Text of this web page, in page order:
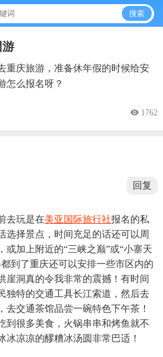
搜索
游
重庆旅游，准备休年假的时候给安
怎么报名呀？
 1762
回复
去玩是在美亚国际旅行社报名的私
选择景点，时间充足的话还可以周
或加上附近的“三峡之巅”或“小寨天
到了重庆还可以安排一些市区内的
崖洞真的令我非常的震撼！有时间
独特的交通工具长江索道，然后去
去交通茶馆品尝一碗特色下午茶！
到很多美食，火锅串串和烤鱼就不
冰凉凉的醪糟冰汤圆非常巴适！